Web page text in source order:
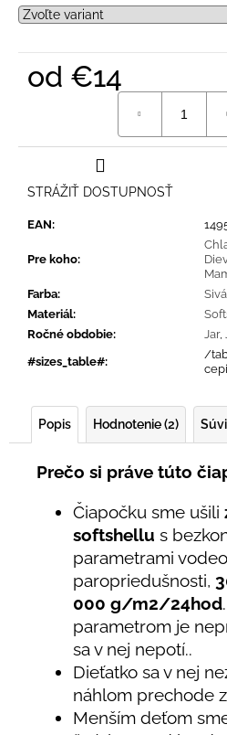
od €14
EAN:
Pre koho:
Farba:
Sivá
Materiál:
Ročné obdobie: Jar,
#sizes_table#:
/
STRÁŽIŤ DOSTUPNOSŤ
Popis Hodnotenie (2)
Prečo si práve túto
Čiapočku sme ušili
softshellu s
parametrami
paropriedušnosti,
000 g/m2/24hod
parametrom je
sa v nej nepotí..
Dieťatko sa v nej
náhlom prechode
Menším deťom